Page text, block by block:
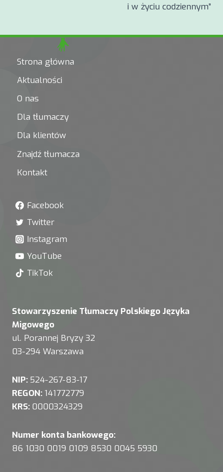
i w życiu codziennym”
Strona główna
Aktualności
O nas
Dla tłumaczy
Dla klientów
Znajdź tłumacza
Kontakt
Facebook
Twitter
Instagram
YouTube
TikTok
Stowarzyszenie Tłumaczy Polskiego Języka
Migowego
ul. Porannej Bryzy 32
03-294 Warszawa
NIP: 524-267-83-17
REGON: 141772779
KRS: 0000324329
Numer konta bankowego:
86 1030 0019 0109 8530 0045 5930